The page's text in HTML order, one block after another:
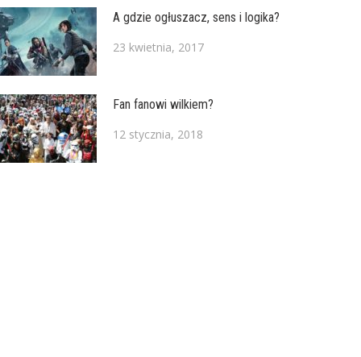
A gdzie ogłuszacz, sens i logika?
23 kwietnia, 2017
Fan fanowi wilkiem?
12 stycznia, 2018